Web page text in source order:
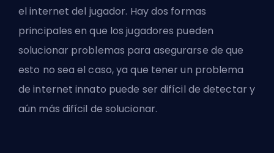
el internet del jugador. Hay dos formas
principales en que los jugadores pueden
solucionar problemas para asegurarse de que
esto no sea el caso, ya que tener un problema
de internet innato puede ser difícil de detectar y
aún más difícil de solucionar.